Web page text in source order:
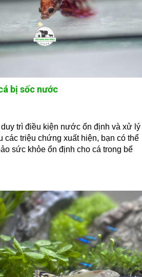
bị sốc nước
duy trì điều kiện nước ổn định và xử lý
các triệu chứng xuất hiện, bạn có thể
sức khỏe ổn định cho cá trong bể